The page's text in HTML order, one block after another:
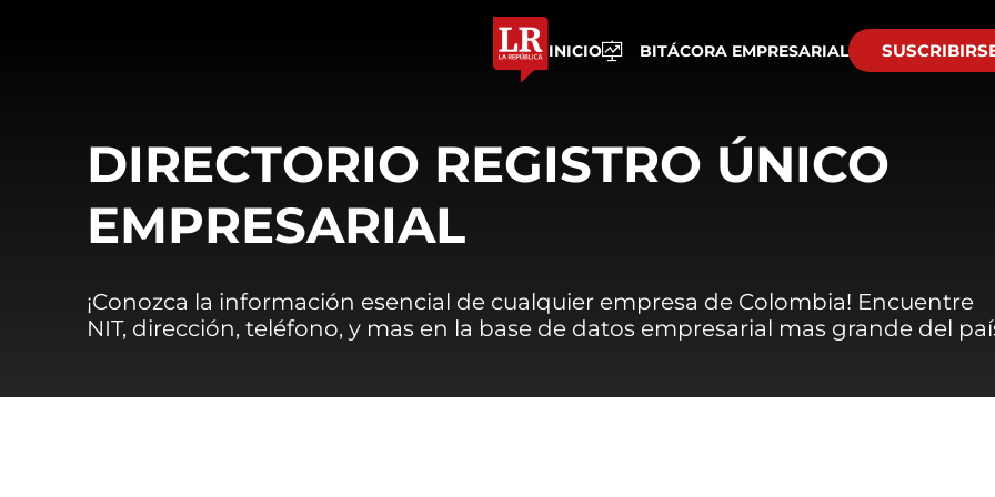
INICIO BITÁCORA EMPRESARIAL
DIRECTORIO REGISTRO ÚNICO
EMPRESARIAL
¡Conozca la información esencial de cualquier empresa de Colombia! Encuentre
NIT, dirección, teléfono, y mas en la base de datos empresarial mas grande del